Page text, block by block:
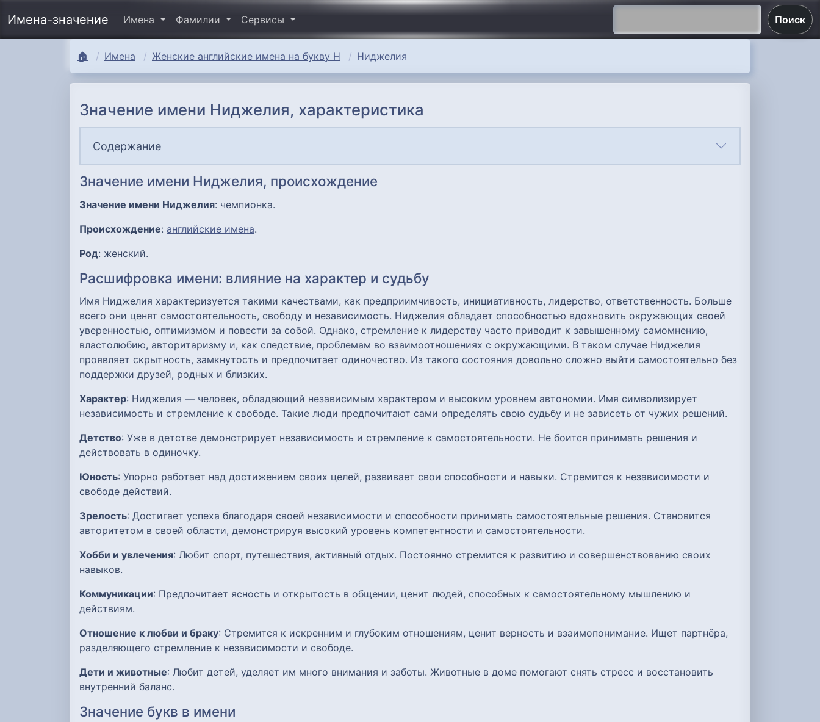
Имена-значение Имена Фамилии Сервисы Поиск
🏠 Имена Женские английские имена на букву Н Ниджелия
Значение имени Ниджелия, характеристика
Содержание
Значение имени Ниджелия, происхождение
Значение имени Ниджелия: чемпионка.
Происхождение: английские имена.
Род: женский.
Расшифровка имени: влияние на характер и судьбу
Имя Ниджелия характеризуется такими качествами, как предприимчивость, инициативность, лидерство, ответственность. Больше
всего они ценят самостоятельность, свободу и независимость. Ниджелия обладает способностью вдохновить окружающих своей
уверенностью, оптимизмом и повести за собой. Однако, стремление к лидерству часто приводит к завышенному самомнению,
властолюбию, авторитаризму и, как следствие, проблемам во взаимоотношениях с окружающими. В таком случае Ниджелия
проявляет скрытность, замкнутость и предпочитает одиночество. Из такого состояния довольно сложно выйти самостоятельно без
поддержки друзей, родных и близких.
Характер: Ниджелия — человек, обладающий независимым характером и высоким уровнем автономии. Имя символизирует
независимость и стремление к свободе. Такие люди предпочитают сами определять свою судьбу и не зависеть от чужих решений.
Детство: Уже в детстве демонстрирует независимость и стремление к самостоятельности. Не боится принимать решения и
действовать в одиночку.
Юность: Упорно работает над достижением своих целей, развивает свои способности и навыки. Стремится к независимости и
свободе действий.
Зрелость: Достигает успеха благодаря своей независимости и способности принимать самостоятельные решения. Становится
авторитетом в своей области, демонстрируя высокий уровень компетентности и самостоятельности.
Хобби и увлечения: Любит спорт, путешествия, активный отдых. Постоянно стремится к развитию и совершенствованию своих
навыков.
Коммуникации: Предпочитает ясность и открытость в общении, ценит людей, способных к самостоятельному мышлению и
действиям.
Отношение к любви и браку: Стремится к искренним и глубоким отношениям, ценит верность и взаимопонимание. Ищет партнёра,
разделяющего стремление к независимости и свободе.
Дети и животные: Любит детей, уделяет им много внимания и заботы. Животные в доме помогают снять стресс и восстановить
внутренний баланс.
Значение букв в имени